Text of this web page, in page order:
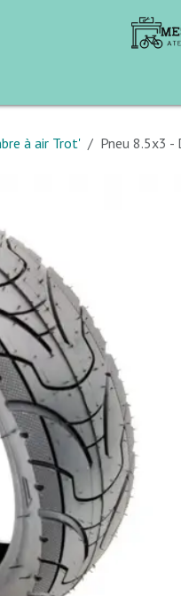
à air Trot' Pneu 8.5x3